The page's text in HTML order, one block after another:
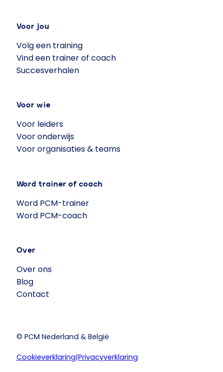
Voor jou
Volg een training
Vind een trainer of coach
Succesverhalen
Voor wie
Voor leiders
Voor onderwijs
Voor organisaties & teams
Word trainer of coach
Word PCM-trainer
Word PCM-coach
Over
Over ons
Blog
Contact
© PCM Nederland & België
Cookieverklaring|Privacyverklaring